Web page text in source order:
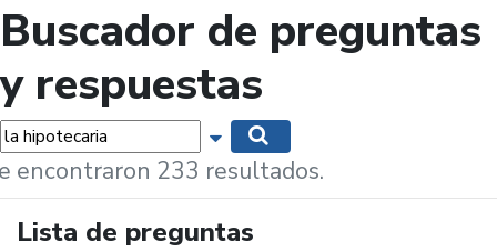
Buscador de preguntas
y respuestas
Mostrar opciones de búsqueda
encontraron 233 resultados.
Lista de preguntas